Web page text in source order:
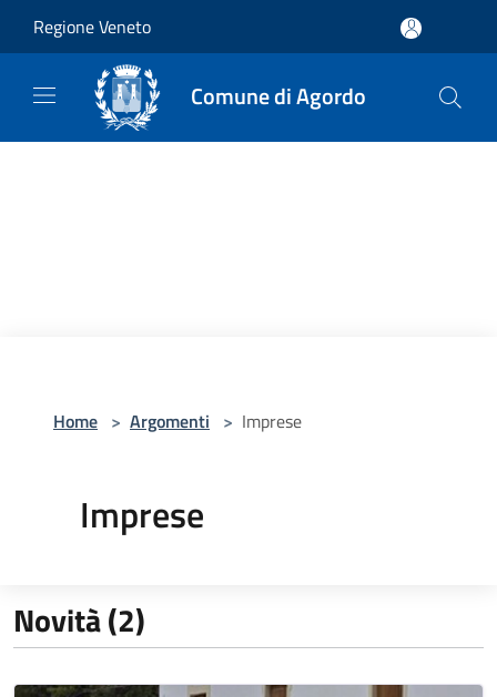
Regione Veneto
Comune di Agordo
Home > Argomenti > Imprese
Imprese
Novità (2)